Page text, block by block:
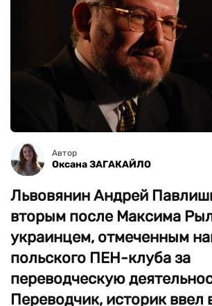
Автор
Оксана ЗАГАКАЙЛО
Львовянин Андрей
вторым после Максима
украинцем, отмеченным
польского ПЕН-клуба за
переводческую
Переводчик, историк ввел